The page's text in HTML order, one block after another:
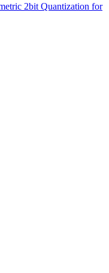
2bit Quantization for